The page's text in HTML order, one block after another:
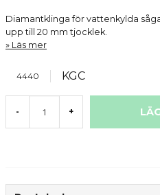
Diamantklinga för vattenkylda
upp till 20 mm tjocklek.
Läs mer
4440 KGC
- +